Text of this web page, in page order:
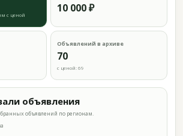
с ценой
10 000 ₽
Объявлений в архиве
70
с ценой: 69
объявления
объявлений по регионам.